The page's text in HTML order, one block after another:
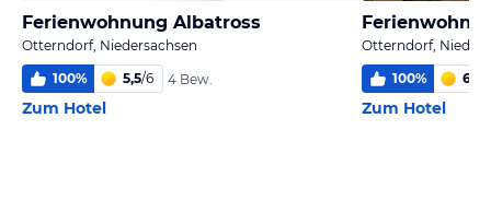
Ferienwohnung Albatross
Otterndorf, Niedersachsen
100% 5,5/6 4 Bew.
Zum Hotel
Otterndorf,
100% 6,0
Zum Hotel